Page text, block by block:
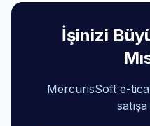
İşinizi
MercurisSoft e-